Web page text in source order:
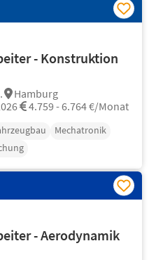
- Konstruktion
Hamburg
4.759 - 6.764 €/Monat
Mechatronik
- Aerodynamik